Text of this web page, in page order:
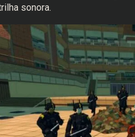
sonora.